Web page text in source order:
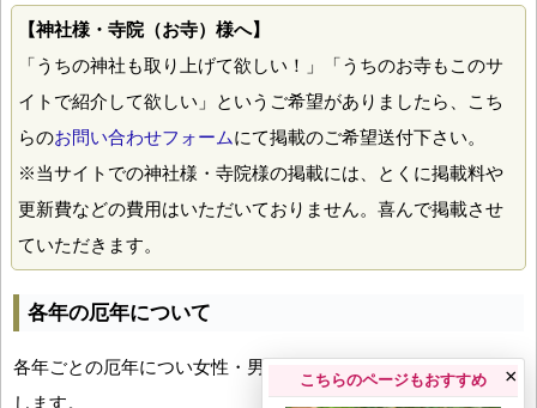
【神社様・寺院（お寺）様へ】
「うちの神社も取り上げて欲しい！」「うちのお寺もこのサ
イトで紹介して欲しい」というご希望がありましたら、こち
らのお問い合わせフォームにて掲載のご希望送付下さい。
※当サイトでの神社様・寺院様の掲載には、とくに掲載料や
更新費などの費用はいただいておりません。喜んで掲載させ
ていただきます。
各年の厄年について
各年ごとの厄年につい女性・男性の年齢早見表とともにお伝え
します。
こちらのページもおすすめ ×